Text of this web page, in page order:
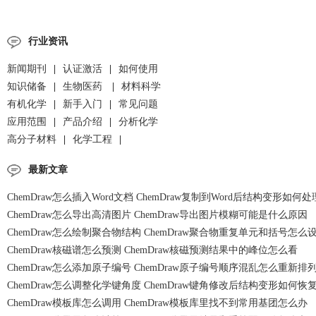
行业资讯
新闻期刊 认证激活
如何使用
知识储备
生物医药
材料科学
有机化学
新手入门
常见问题
应用范围
产品介绍
分析化学
高分子材料
化学工程
最新文章
ChemDraw怎么插入Word文档 ChemDraw复制到Word后结构变形如何处
ChemDraw怎么导出高清图片 ChemDraw导出图片模糊可能是什么原因
ChemDraw怎么绘制聚合物结构 ChemDraw聚合物重复单元和括号怎么
ChemDraw核磁谱怎么预测 ChemDraw核磁预测结果中的峰位怎么看
ChemDraw怎么添加原子编号 ChemDraw原子编号顺序混乱怎么重新排列
ChemDraw怎么调整化学键角度 ChemDraw键角修改后结构变形如何恢复
ChemDraw模板库怎么调用 ChemDraw模板库里找不到常用基团怎么办